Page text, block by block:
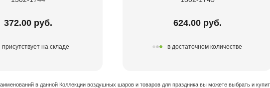
372.00 руб.
присутствует на складе
624.00 руб.
в достаточном количестве
в данной Коллекции воздушных шаров и товаров для праздника вы можете выбрать и